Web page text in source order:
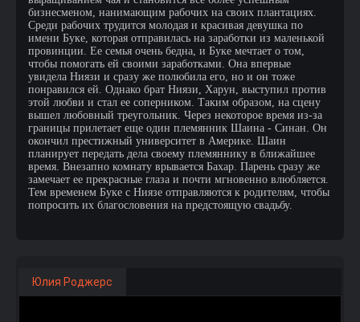
бизнесменом, нанимающим рабочих на своих плантациях.
Среди рабочих трудится молодая и красивая девушка по
имени Буке, которая отправилась на заработки из маленькой
провинции. Ее семья очень бедна, и Буке мечтает о том,
чтобы помогать ей своими заработками. Она впервые
увидела Ниязи и сразу же полюбила его, но и он тоже
понравился ей. Однако брат Ниязи, Харун, выступил против
этой любви и стал ее соперником. Таким образом, на сцену
вышел любовный треугольник. Через некоторое время из-за
границы прилетает еще один племянник Шаина - Синан. Он
окончил престижный университет в Америке. Шаин
планирует передать дела своему племяннику в ближайшее
время. Внезапно комнату врывается Бахар. Парень сразу же
замечает ее прекрасные глаза и почти мгновенно влюбляется.
Тем временем Буке с Ниязе отправляются к родителям, чтобы
попросить их благословения на предстоящую свадьбу.
Юлия Роджерс